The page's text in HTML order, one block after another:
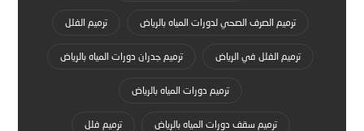
ترميم الصرف الصحي لدورات المياه بالرياض ترميم الفلل
ترميم الفلل في الرياض ترميم جدران دورات المياه بالرياض
ترميم دورات المياه بالرياض
ترميم سقف دورات المياه بالرياض ترميم فلل